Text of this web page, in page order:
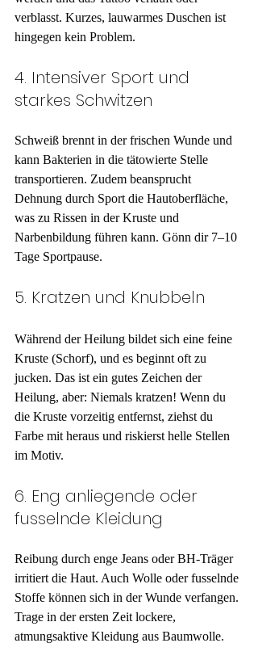
verblasst. Kurzes, lauwarmes Duschen ist
hingegen kein Problem.
4. Intensiver Sport und
starkes Schwitzen
Schweiß brennt in der frischen Wunde und
kann Bakterien in die tätowierte Stelle
transportieren. Zudem beansprucht
Dehnung durch Sport die Hautoberfläche,
was zu Rissen in der Kruste und
Narbenbildung führen kann. Gönn dir 7–10
Tage Sportpause.
5. Kratzen und Knubbeln
Während der Heilung bildet sich eine feine
Kruste (Schorf), und es beginnt oft zu
jucken. Das ist ein gutes Zeichen der
Heilung, aber: Niemals kratzen! Wenn du
die Kruste vorzeitig entfernst, ziehst du
Farbe mit heraus und riskierst helle Stellen
im Motiv.
6. Eng anliegende oder
fusselnde Kleidung
Reibung durch enge Jeans oder BH-Träger
irritiert die Haut. Auch Wolle oder fusselnde
Stoffe können sich in der Wunde verfangen.
Trage in der ersten Zeit lockere,
atmungsaktive Kleidung aus Baumwolle.